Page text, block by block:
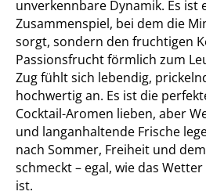
unverkennbare Dynamik. Es ist
Zusammenspiel, bei dem die
sorgt, sondern den fruchtigen
Passionsfrucht förmlich zum
Zug fühlt sich lebendig,
hochwertig an. Es ist die
Cocktail-Aromen lieben, aber
und langanhaltende Frische
nach Sommer, Freiheit und
schmeckt – egal, wie das
ist.